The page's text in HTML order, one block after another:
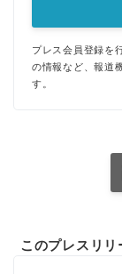
プレス会員登録を
の情報など、報道
す。
このプレスリ